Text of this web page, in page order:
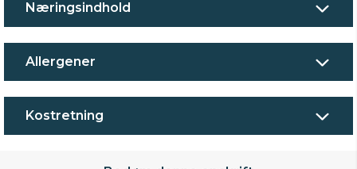
Næringsindhold
Allergener
Kostretning